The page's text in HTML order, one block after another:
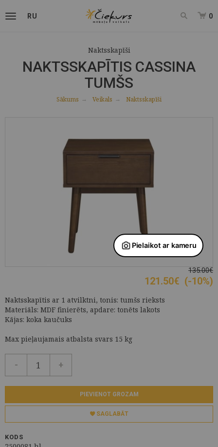
RU 0
Naktsskapīši
NAKTSSKAPĪTIS CASSINA
TUMŠS
Sākums Veikals Naktsskapīši
135.00€
121.50€ (-10%)
Naktsskapītis ar 1 atvilktni, tonis: tumšs rieksts
Materiāls: MDF finierēts, apdare: tonēts lakots
Kājas: koka kaučuks
Max pieļaujamais atbalsta svars 15 kg
- +
PIEVIENOT GROZAM
SAGLABĀT
KODS